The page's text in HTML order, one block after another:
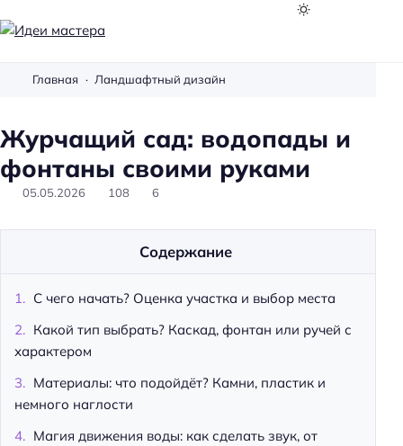
м
с
Главная Ландшафтный дизайн
Журчащий сад: водопады и
фонтаны своими руками
05.05.2026 108 6
Содержание
С чего начать? Оценка участка и выбор места
Какой тип выбрать? Каскад, фонтан или ручей с
характером
Материалы: что подойдёт? Камни, пластик и
немного наглости
Магия движения воды: как сделать звук, от